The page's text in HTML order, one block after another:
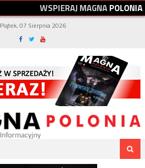
WSPIERAJMAGNAPOLONIA
Piątek, 07 Sierpnia 2026